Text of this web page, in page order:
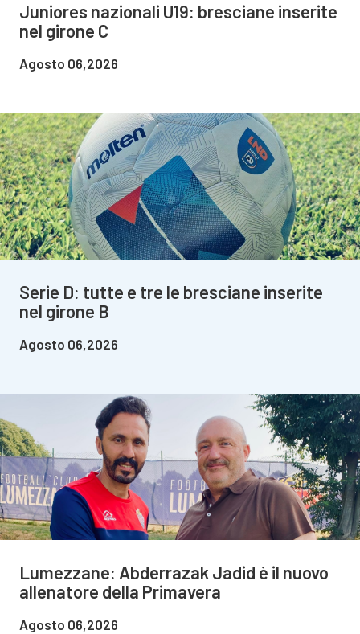
Juniores nazionali U19: bresciane inserite
nel girone C
Agosto 06,2026
Serie D: tutte e tre le bresciane inserite
nel girone B
Agosto 06,2026
Lumezzane: Abderrazak Jadid è il nuovo
allenatore della Primavera
Agosto 06,2026